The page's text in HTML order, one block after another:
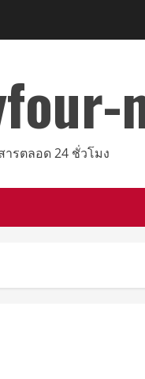
ารตลอด 24 ชั่วโมง